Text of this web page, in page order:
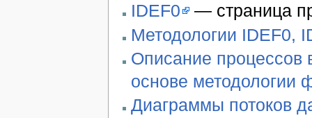
IDEF0 — страница
Методологии IDEF0,
Описание процессов
основе методологии
Диаграммы потоков